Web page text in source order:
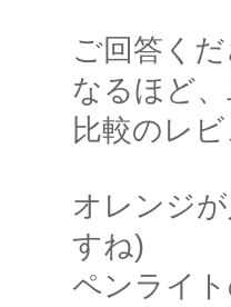
ご回答く
なるほど
比較のレ
オレンジ
すね)
ペンライ